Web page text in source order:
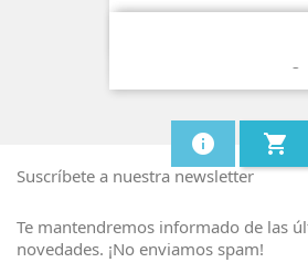
info shopping_cart
Suscríbete a nuestra newsletter
Te mantendremos informado de las
novedades. ¡No enviamos spam!